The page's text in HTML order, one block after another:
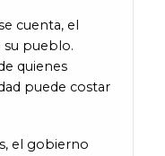
cuenta, el
su pueblo.
quienes
puede costar
el gobierno